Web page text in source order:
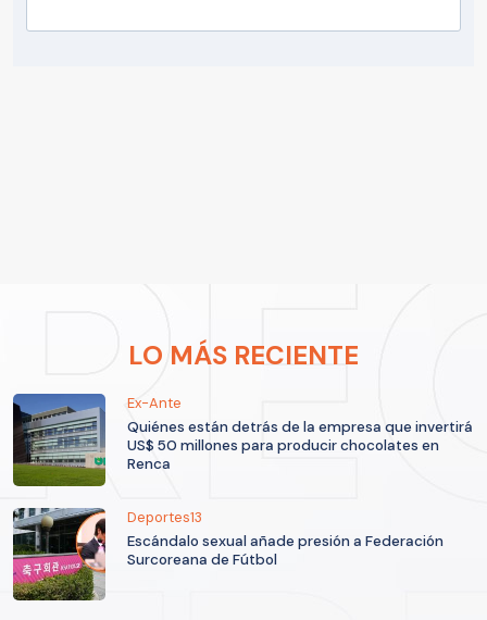
LO MÁS RECIENTE
Ex-Ante
Quiénes están detrás de la empresa que invertirá
US$ 50 millones para producir chocolates en
Renca
Deportes13
Escándalo sexual añade presión a Federación
Surcoreana de Fútbol